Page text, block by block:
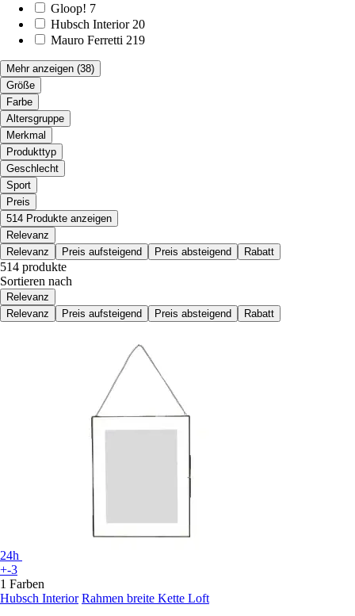
Gloop! 7
Hubsch Interior 20
Mauro Ferretti 219
Mehr anzeigen (38)
Größe
Farbe
Altersgruppe
Merkmal
Produkttyp
Geschlecht
Sport
Preis
514 Produkte anzeigen
Relevanz
Relevanz
Preis aufsteigend Preis absteigend Rabatt
514 produkte
Sortieren nach
Relevanz
Relevanz
Preis aufsteigend Preis absteigend Rabatt
24h
+-3
1 Farben
Hubsch Interior Rahmen breite Kette Loft